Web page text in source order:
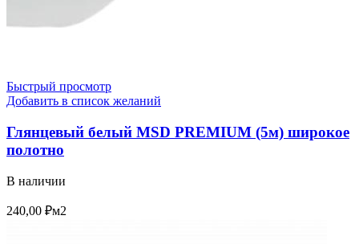
Быстрый просмотр
Добавить в список желаний
Глянцевый белый MSD PREMIUM (5м) широкое
полотно
В наличии
240,00 ₽м2